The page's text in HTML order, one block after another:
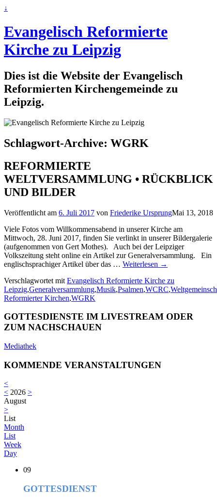
↓
Evangelisch Reformierte
Kirche zu Leipzig
Dies ist die Website der Evangelisch
Reformierten Kirchengemeinde zu
Leipzig.
Schlagwort-Archive: WGRK
REFORMIERTE
WELTVERSAMMLUNG • RÜCKBLICK
UND BILDER
Veröffentlicht am 6. Juli 2017 von Friederike UrsprungMai 13, 2018
Viele Fotos vom Willkommensabend in unserer Kirche am
Mittwoch, 28. Juni 2017, finden Sie verlinkt in unserer Bildergalerie
(aufgenommen von Gert Mothes). Auch bei der Leipziger
Volkszeitung steht online ein Artikel zur Generalversammlung. Ein
englischsprachiger Artikel über das … Weiterlesen →
Verschlagwortet mit Evangelisch Reformierte Kirche zu
Leipzig,Generalversammlung,Musik,Psalmen,WCRC,
Reformierter Kirchen,WGRK
GOTTESDIENSTE IM LIVESTREAM ODER
ZUM NACHSCHAUEN
Mediathek
KOMMENDE VERANSTALTUNGEN
<
< 2026 >
August
>
List
Month
List
Week
Day
09
GOTTESDIENST